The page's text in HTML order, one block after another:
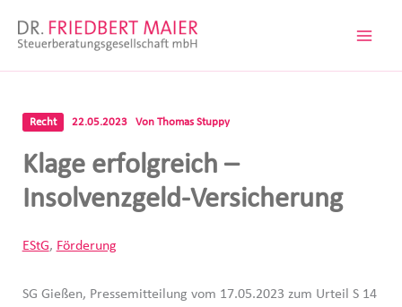
Inhalt
Recht 22.05.2023 Von Thomas Stuppy
Klage erfolgreich –
Insolvenzgeld-Versicherung
EStG, Förderung
SG Gießen, Pressemitteilung vom 17.05.2023 zum Urteil S 14